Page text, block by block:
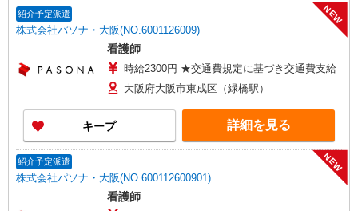
紹介予定派遣
株式会社パソナ・大阪(NO.6001126009)
NEW
看護師
時給2300円 ★交通費規定に基づき交通費支給
大阪府大阪市東成区（緑橋駅）
キープ 詳細を見る
紹介予定派遣
株式会社パソナ・大阪(NO.600112600901)
NEW
看護師